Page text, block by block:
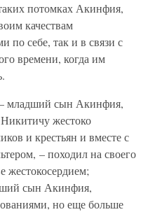
потомках Акинфия,
качествам
по себе, так и в связи с
времени, когда им
младший сын Акинфия,
жестоко
и крестьян и вместе с
– походил на своего
жестокосердием;
сын Акинфия,
но еще больше